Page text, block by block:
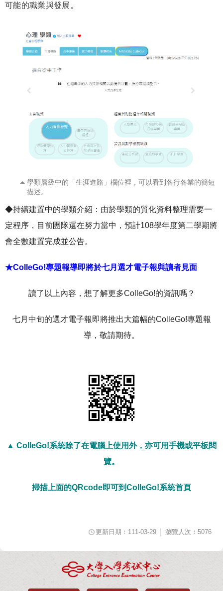
可能的職業與發展。
學類層級中的「生涯進路」欄位裡，可以看到各行各業的簡短
描述。
◆持續建置中的學類介紹：由於學類的質化資料整理需要一
定程序，目前團隊還在努力當中，預計108學年度第二學期將
會全數建置完成並公告。
★ColleGo!專題報導即將於七月選才電子報與讀者見面
讀了以上內容，想了解更多ColleGo!的資訊嗎？
七月中旬的選才電子報即將推出大篇幅的ColleGo!專題報
導，敬請期待。
▲ ColleGo!系統除了在電腦上使用外，亦可用手機或平板閱
覽。
掃描上面的QRcode即可到ColleGo!系統首頁
更新日期：111-03-29 瀏覽人次：5076